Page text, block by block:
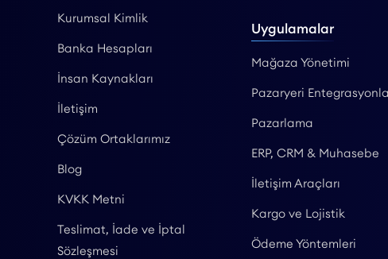
Kurumsal Kimlik
Banka Hesapları
İnsan Kaynakları
İletişim
Çözüm Ortaklarımız
Blog
KVKK Metni
Teslimat, İade ve İptal
Sözleşmesi
Uygulamalar
Mağaza Yönetimi
Pazaryeri
Pazarlama
ERP, CRM & Muhasebe
İletişim Araçları
Kargo ve Lojistik
Ödeme Yöntemleri